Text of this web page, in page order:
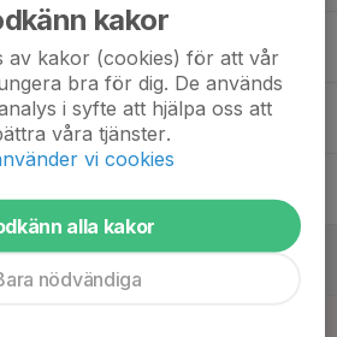
kakor
av kakor (cookies) för att vår
bra för dig. De används
i syfte att hjälpa oss att
våra tjänster.
vi cookies
alla kakor
nödvändiga